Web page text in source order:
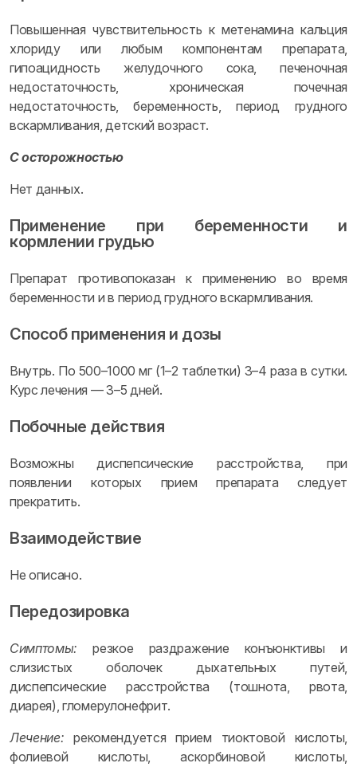
Повышенная чувствительность к метенамина кальция
хлориду или любым компонентам препарата,
гипоацидность желудочного сока, печеночная
недостаточность, хроническая почечная
недостаточность, беременность, период грудного
вскармливания, детский возраст.
С осторожностью
Нет данных.
Применение при беременности и
кормлении грудью
Препарат противопоказан к применению во время
беременности и в период грудного вскармливания.
Способ применения и дозы
Внутрь. По 500–1000 мг (1–2 таблетки) 3–4 раза в сутки.
Курс лечения — 3–5 дней.
Побочные действия
Возможны диспепсические расстройства, при
появлении которых прием препарата следует
прекратить.
Взаимодействие
Не описано.
Передозировка
Симптомы: резкое раздражение конъюнктивы и
слизистых оболочек дыхательных путей,
диспепсические расстройства (тошнота, рвота,
диарея), гломерулонефрит.
Лечение:рекомендуется прием тиоктовой кислоты,
фолиевой кислоты, аскорбиновой кислоты,